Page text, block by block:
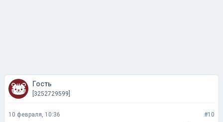
Гость
[3252729599]
10 февраля, 10:36 #10